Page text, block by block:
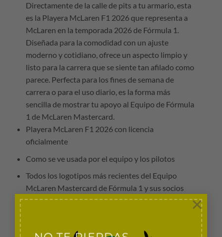
×
Directamente de la calle de pits a tu armario, esta
es la Playera McLaren F1 2026 que representa a
McLaren en la temporada 2026 de Fórmula 1.
Diseñada para la comodidad con un ajuste
moderno y cotidiano, ofrece un aspecto limpio y
listo para la carrera que se siente tan afilado como
parece. Perfecta para los fines de semana de
carrera o para el uso diario, es la forma más
sencilla de mostrar tu apoyo al Equipo de Fórmula
1 de McLaren Mastercard.
Playera McLaren F1 2026 con licencia
oficialmente
Como se ve usada por el equipo y los pilotos
Todos los logotipos más recientes del Equipo
McLaren Mastercard de Fórmula 1 y sus socios